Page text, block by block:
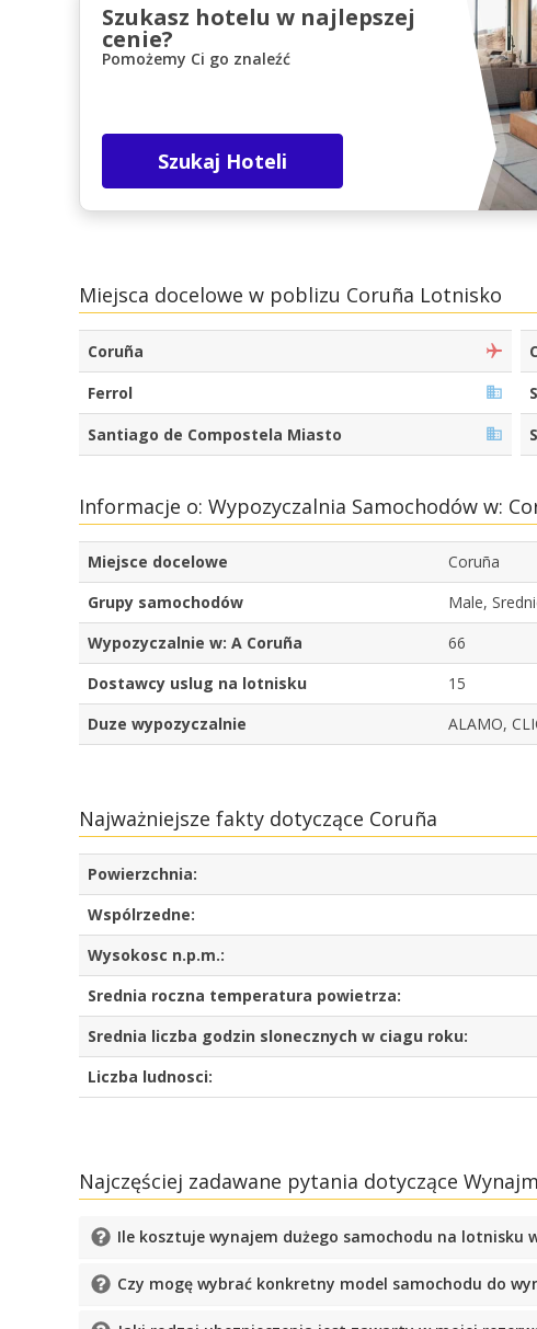
Szukasz hotelu w najlepszej
cenie?
Pomożemy Ci go znaleźć
Szukaj Hoteli
Miejsca docelowe w poblizu Coruña Lotnisko
Coruña
Ferrol
Santiago de Compostela Miasto
Informacje o: Wypozyczalnia Samochodów w:
Miejsce docelowe
Coruña
Grupy samochodów
Male,
Wypozyczalnie w: A Coruña
66
Dostawcy uslug na lotnisku
15
Duze wypozyczalnie
ALAMO,
Najważniejsze fakty dotyczące Coruña
Powierzchnia:
Wspólrzedne:
Wysokosc n.p.m.:
Srednia roczna temperatura powietrza:
Srednia liczba godzin slonecznych w ciagu roku:
Liczba ludnosci:
Najczęściej zadawane pytania dotyczące
Ile kosztuje wynajem dużego samochodu na lotnisku
Czy mogę wybrać konkretny model samochodu do